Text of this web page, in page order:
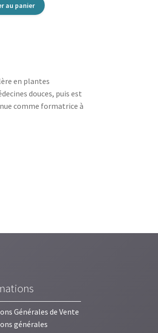
au panier
en plantes
douces, puis est
comme formatrice à
Générales de Vente
générales